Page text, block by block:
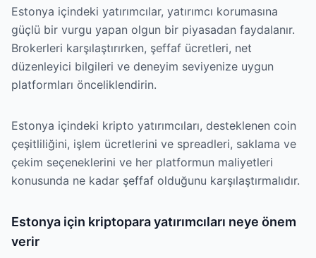
Estonya içindeki yatırımcılar, yatırımcı korumasına
güçlü bir vurgu yapan olgun bir piyasadan faydalanır.
Brokerleri karşılaştırırken, şeffaf ücretleri, net
düzenleyici bilgileri ve deneyim seviyenize uygun
platformları önceliklendirin.
Estonya içindeki kripto yatırımcıları, desteklenen coin
çeşitliliğini, işlem ücretlerini ve spreadleri, saklama ve
çekim seçeneklerini ve her platformun maliyetleri
konusunda ne kadar şeffaf olduğunu karşılaştırmalıdır.
Estonya için kriptopara yatırımcıları neye önem
verir